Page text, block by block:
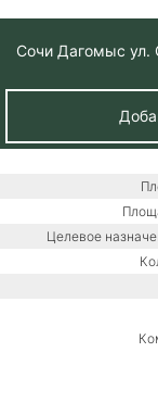
Сочи Дагомыс ул.
Целевое